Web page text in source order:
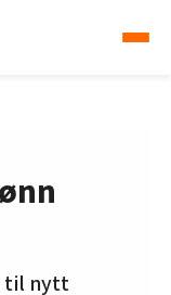
til nytt